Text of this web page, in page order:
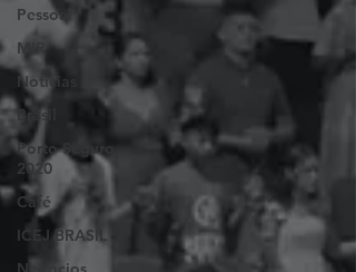
Pessoal
MIR
Notícias
Brasil
Porto Seguro
2020
Café
ICEJ BRASIL